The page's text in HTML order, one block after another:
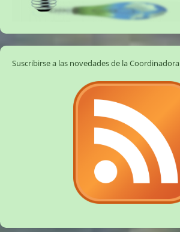
Suscribirse a las novedades de la Coordinadora